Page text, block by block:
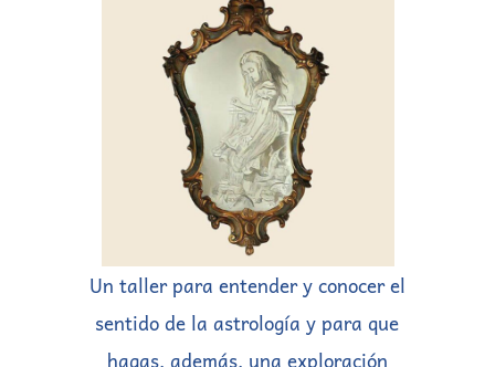
Un taller para entender y conocer el
sentido de la astrología y para que
hagas, además, una exploración